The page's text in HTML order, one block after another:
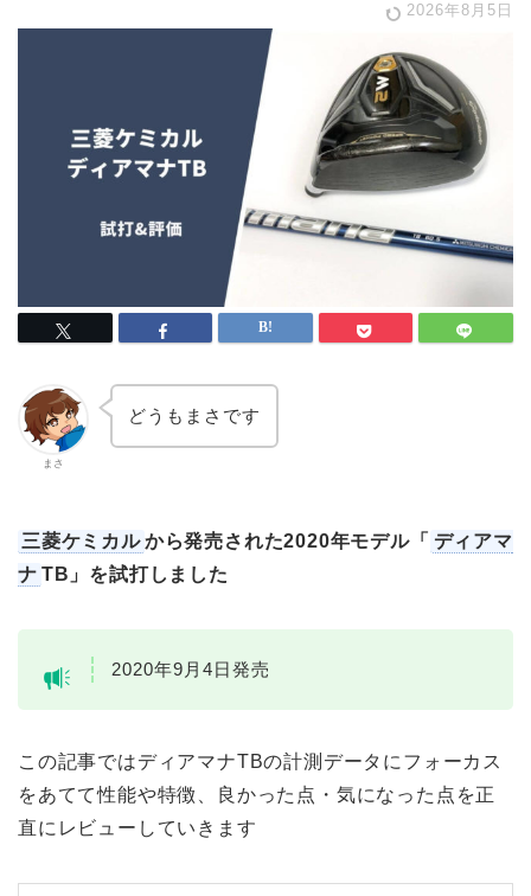
2026年8月5日
まさ
どうもまさです
三菱ケミカルから発売された2020年モデル「 ディアマ
ナ TB」を試打しました
2020年9月4日発売
この記事ではディアマナTBの計測データにフォーカス
をあてて性能や特徴、良かった点・気になった点を正
直にレビューしていきます